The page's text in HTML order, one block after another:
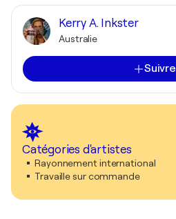
Kerry A. Inkster
Australie
Suivre
Catégories d'artistes
Rayonnement international
Travaille sur commande